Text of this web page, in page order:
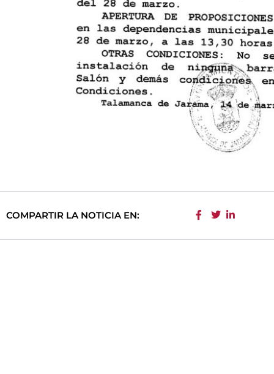
COMPARTIR LA NOTICIA EN: